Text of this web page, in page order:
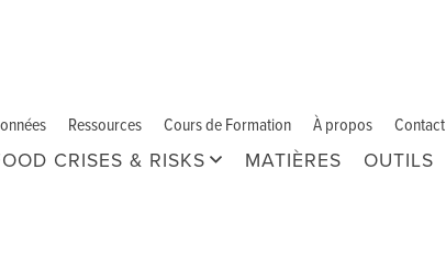
Ressources Cours de Formation À propos Contact
CRISES & RISKS
MATIÈRES OUTILS